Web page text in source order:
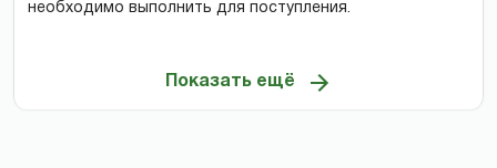
необходимо выполнить для поступления.
Показать ещё